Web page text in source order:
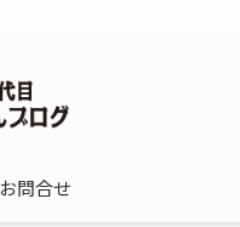
お問合せ